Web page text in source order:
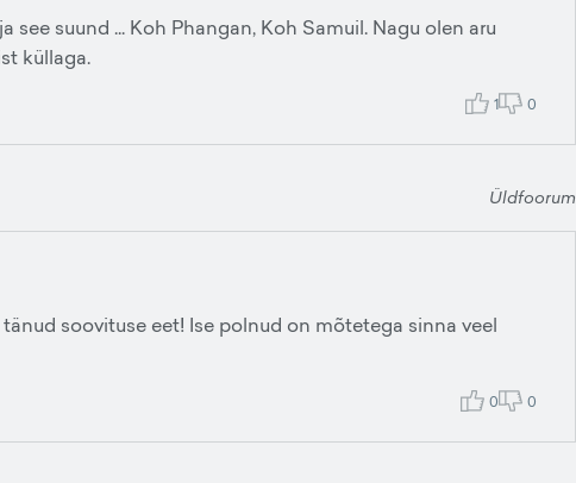
suund ... Koh Phangan, Koh Samuil. Nagu olen aru
küllaga.
1 0
Üldfoorum
tänud soovituse eet! Ise polnud on mõtetega sinna veel
0 0